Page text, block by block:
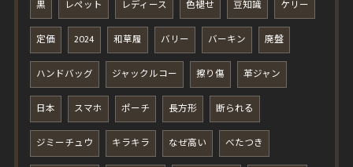
黒 レペット レディース 色褪せ 豆知識 ケリー
定価 2024 和草履 バリー バーキン 廃盤
ハンドバッグ ジャックルコー 擦り傷 革ジャン
日本 スマホ ポーチ 長方形 断られる
ジミーチュウ キラキラ なぜ高い べたつき